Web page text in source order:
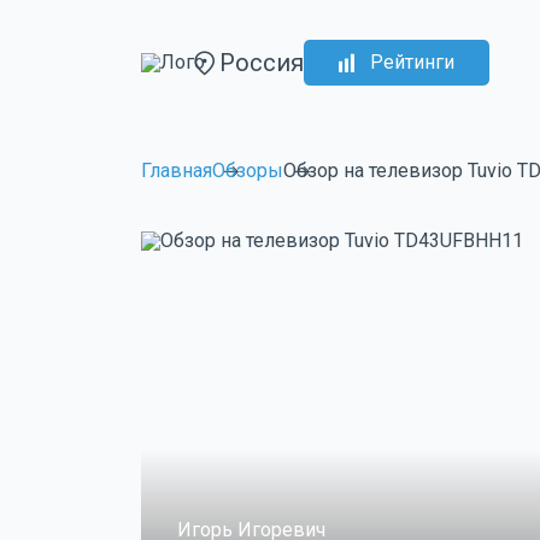
Россия Рейтинги
ГлавнаяОбзорыОбзор на телевизор Tuvio
Игорь Игоревич